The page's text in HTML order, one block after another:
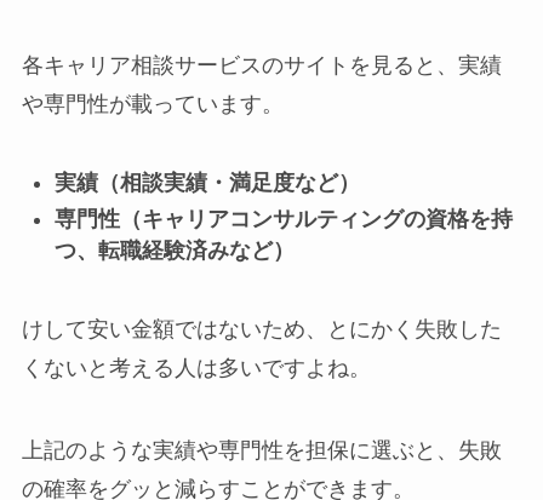
各キャリア相談サービスのサイトを見ると、実績
や専門性が載っています。
実績（相談実績・満足度など）
専門性（キャリアコンサルティングの資格を持
つ、転職経験済みなど）
けして安い金額ではないため、とにかく失敗した
くないと考える人は多いですよね。
上記のような実績や専門性を担保に選ぶと、失敗
の確率をグッと減らすことができます。